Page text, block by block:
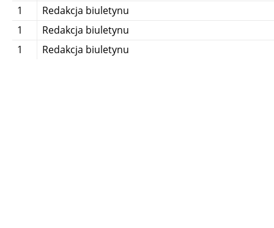
1
Redakcja biuletynu
1
Redakcja biuletynu
1
Redakcja biuletynu